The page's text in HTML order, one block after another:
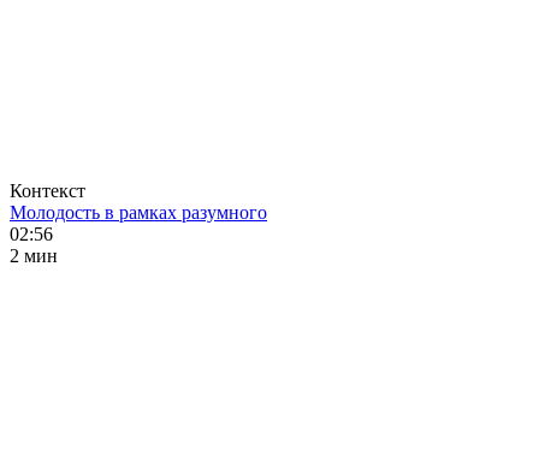
Контекст
Молодость в рамках разумного
02:56
2 мин